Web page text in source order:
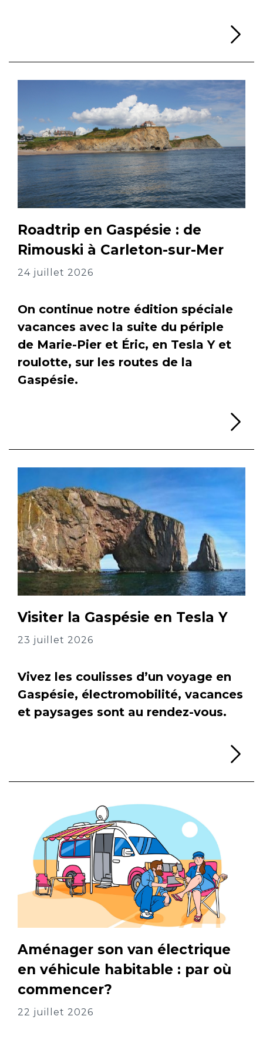
Roadtrip en Gaspésie : de
Rimouski à Carleton-sur-Mer
24 juillet 2026
On continue notre édition spéciale
vacances avec la suite du périple
de Marie-Pier et Éric, en Tesla Y et
roulotte, sur les routes de la
Gaspésie.
Visiter la Gaspésie en Tesla Y
23 juillet 2026
Vivez les coulisses d’un voyage en
Gaspésie, électromobilité, vacances
et paysages sont au rendez-vous.
Aménager son van électrique
en véhicule habitable : par où
commencer?
22 juillet 2026